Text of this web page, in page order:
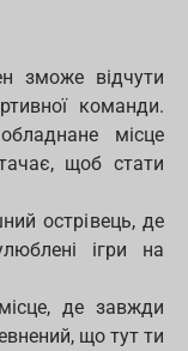
зможе відчути
команди.
місце
щоб стати
острівець, де
ігри на
де завжди
що тут ти